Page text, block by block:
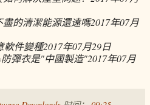
的清潔能源還遠嗎2017年07月
軟件變種2017年07月29日
彈衣是"中國製造"2017年07月